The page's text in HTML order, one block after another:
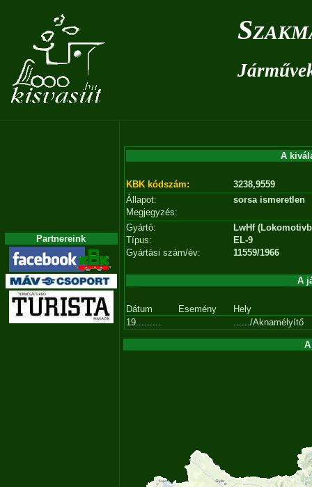
Partnereink
A
KBK kódszám:
3238,9559
Állapot:
sorsa ismeretlen
Megjegyzés:
Gyártó:
LwHf
Típus:
EL-9
Gyártási szám/év:
11559/1966
A
Dátum Esemény
Hely
19.........
....../Aknamélyítő